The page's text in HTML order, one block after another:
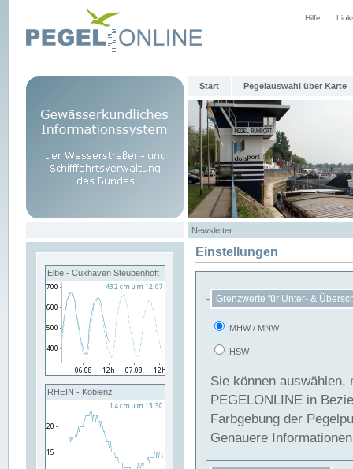
Hilfe
Start Pegelauswahl über Karte
Newsletter
Elbe - Cuxhaven Steubenhöft
RHEIN - Koblenz
Einstellungen
Grenzwerte für Unter- &
MHW / MNW
HSW
Sie können
PEGELONLINE in Beziehung
Farbgebung der
Genauere